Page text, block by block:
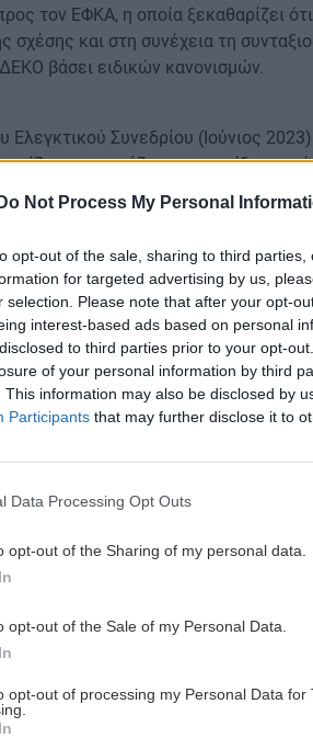
Do Not Process My Personal
opt-out of the sale, sharing to third
for targeted advertising by us,
selection. Please note that after your opt-
interest-based ads based on personal
to third parties prior to your opt-
of your personal information by third
This information may also be disclosed by
Participants that may further disclose it to
Data Processing Opt Outs
opt-out of the Sharing of my personal data.
opt-out of the Sale of my Personal Data.
opt-out of processing my Personal Data for
τον ΕΦΚΑ, η οποία ξεκαθαρίζει ότι
και στη συνέχεια τη
βάσει ειδικών κανονισμών.
Συνεδρίου (Ιούνιος 2023)
να εργάζονται στον ίδιο
αμείβονται αποκλειστικά
εξέλιξη θεωρείται
οποίος απαγορεύει τη διπλή
όφελος.
αντιμετώπιση για όλες τις
το πλαίσιο και να
εξελίξεις για τις ήδη
Οι ημερομηνίες για όλα τα Ταμεία
Πού θα εστιάσουν οι ελεγκτές
Newsκαι μάθετε πρώτοι όλες τις